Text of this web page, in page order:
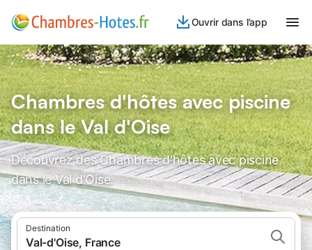
Ouvrir dans l’app
Chambres d'hôtes avec piscine
dans le Val d'Oise
Découvrez des Chambres d'hôtes avec piscine
dans le Val d'Oise.
Destination
Val-d'Oise, France